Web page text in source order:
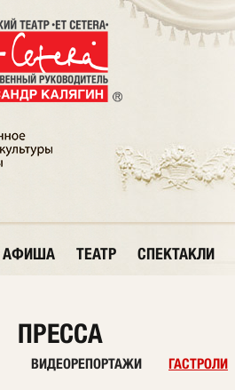
АФИША ТЕАТР СПЕКТАКЛИ
ПРЕССА
ВИДЕОРЕПОРТАЖИ ГАСТРОЛИ